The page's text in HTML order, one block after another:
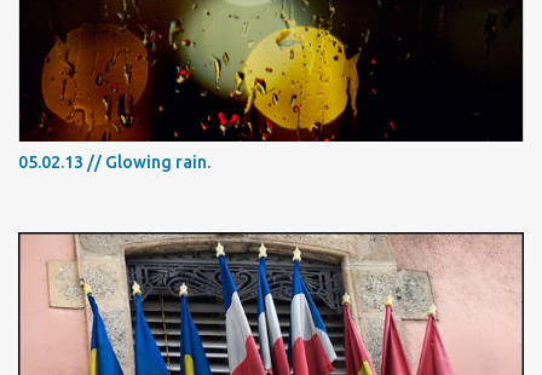
05.02.13 // Glowing rain.